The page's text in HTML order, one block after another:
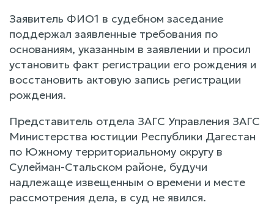
Заявитель ФИО1 в судебном заседание
поддержал заявленные требования по
основаниям, указанным в заявлении и просил
установить факт регистрации его рождения и
восстановить актовую запись регистрации
рождения.
Представитель отдела ЗАГС Управления ЗАГС
Министерства юстиции Республики Дагестан
по Южному территориальному округу в
Сулейман-Стальском районе, будучи
надлежаще извещенным о времени и месте
рассмотрения дела, в суд не явился.